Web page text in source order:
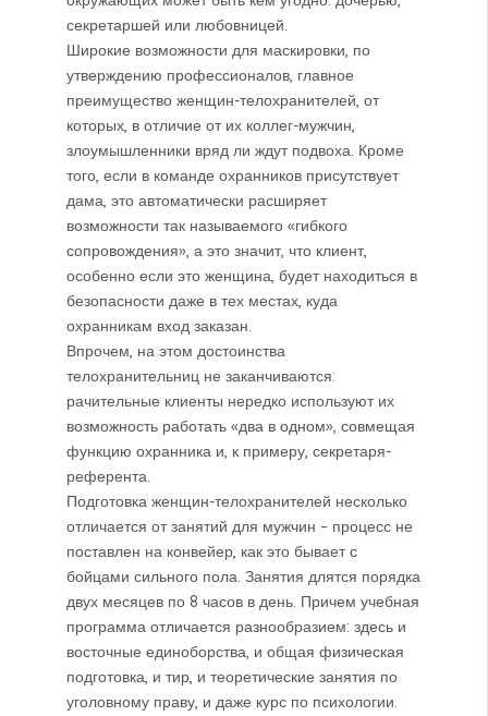
секретаршей или любовницей.
Широкие возможности для маскировки, по
утверждению профессионалов, главное
преимущество женщин-телохранителей, от
которых, в отличие от их коллег-мужчин,
злоумышленники вряд ли ждут подвоха. Кроме
того, если в команде охранников присутствует
дама, это автоматически расширяет
возможности так называемого «гибкого
сопровождения», а это значит, что клиент,
особенно если это женщина, будет находиться в
безопасности даже в тех местах, куда
охранникам вход заказан.
Впрочем, на этом достоинства
телохранительниц не заканчиваются:
рачительные клиенты нередко используют их
возможность работать «два в одном», совмещая
функцию охранника и, к примеру, секретаря-
референта.
Подготовка женщин-телохранителей несколько
отличается от занятий для мужчин – процесс не
поставлен на конвейер, как это бывает с
бойцами сильного пола. Занятия длятся порядка
двух месяцев по 8 часов в день. Причем учебная
программа отличается разнообразием: здесь и
восточные единоборства, и общая физическая
подготовка, и тир, и теоретические занятия по
уголовному праву, и даже курс по психологии.